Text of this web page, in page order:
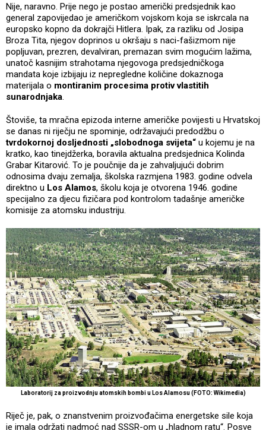
Nije, naravno. Prije nego je postao američki predsjednik kao
general zapovijedao je američkom vojskom koja se iskrcala na
europsko kopno da dokrajči Hitlera. Ipak, za razliku od Josipa
Broza Tita, njegov doprinos u okršaju s naci-fašizmom nije
popljuvan, prezren, devalviran, premazan svim mogućim lažima,
unatoč kasnijim strahotama njegovoga predsjedničkoga
mandata koje izbijaju iz nepregledne količine dokaznoga
materijala o montiranim procesima protiv vlastitih
sunarodnjaka.
Štoviše, ta mračna epizoda interne američke povijesti u Hrvatskoj
se danas ni riječju ne spominje, održavajući predodžbu o
tvrdokornoj dosljednosti „slobodnoga svijeta“ u kojemu je na
kratko, kao tinejdžerka, boravila aktualna predsjednica Kolinda
Grabar Kitarović. To je poučnije da je zahvaljujući dobrim
odnosima dvaju zemalja, školska razmjena 1983. godine odvela
direktno u Los Alamos, školu koja je otvorena 1946. godine
specijalno za djecu fizičara pod kontrolom tadašnje američke
komisije za atomsku industriju.
Laboratorij za proizvodnju atomskih bombi u Los Alamosu (FOTO: Wikimedia)
Riječ je, pak, o znanstvenim proizvođačima energetske sile koja
je imala održati nadmoć nad SSSR-om u „hladnom ratu“. Posve